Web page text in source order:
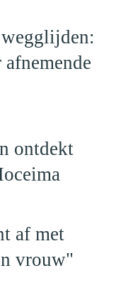
ontdekt
af met
vrouw"